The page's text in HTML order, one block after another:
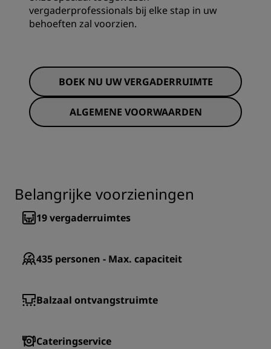
vergaderprofessionals bij elke stap in uw
behoeften zal voorzien.
BOEK NU UW VERGADERRUIMTE
ALGEMENE VOORWAARDEN
Belangrijke voorzieningen
19vergaderruimtes
435 personen - Max. capaciteit
Balzaal ontvangstruimte
Cateringservice